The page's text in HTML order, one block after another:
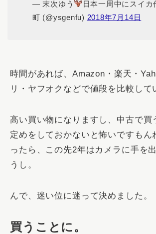
— 末次ゆう
日本一周中にスイカ
町 (@ysgenfu) 2018年7月14日
時間があれば、Amazon・楽天・
リ・ヤフオクなどで値段を比較して
高い買い物になりますし、中古で買
定めをしておかないと怖いですも
ったら、この先2年はカメラに手を
うし。
んで、迷い位に迷って決めました。
買うことに。